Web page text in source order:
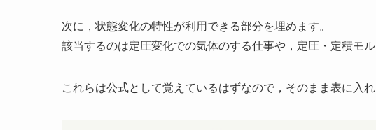
次に，状態変化の特性が利用できる部分を埋めます。
該当するのは定圧変化での気体のする仕事や，定圧・定積モル
これらは公式として覚えているはずなので，そのまま表に入